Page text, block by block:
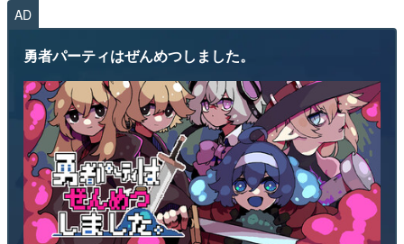
AD
勇者パーティはぜんめつしました。